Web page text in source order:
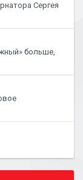
Сергея
больше,